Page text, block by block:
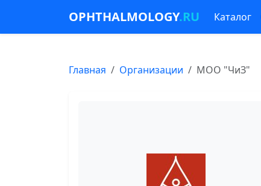
OPHTHALMOLOGY.RU Каталог
Главная Организации МОО "ЧиЗ"